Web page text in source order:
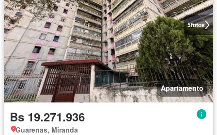
5fotos
Apartamento
Bs 19.271.936
Guarenas, Miranda